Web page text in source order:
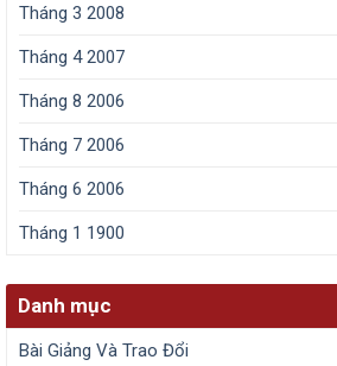
Tháng 3 2008
Tháng 4 2007
Tháng 8 2006
Tháng 7 2006
Tháng 6 2006
Tháng 1 1900
Danh mục
Bài Giảng Và Trao Đổi